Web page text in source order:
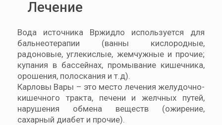
Лечение
Вода источника Вржидло используется для
бальнеотерапии (ванны кислородные,
радоновые, углекислые, жемчужные и прочие;
купания в бассейнах, промывание кишечника,
орошения, полоскания и т.д).
Карловы Вары – это место лечения желудочно-
кишечного тракта, печени и желчных путей,
нарушения обмена веществ (ожирение,
сахарный диабет и прочие).